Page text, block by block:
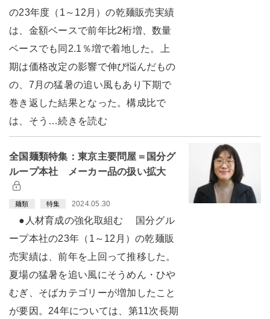
の23年度（1～12月）の乾麺販売実績
は、金額ベースで前年比2桁増、数量
ベースでも同2.1％増で着地した。上
期は価格改定の影響で伸び悩んだもの
の、7月の猛暑の追い風もあり下期で
巻き返した結果となった。構成比で
は、そう…続きを読む
全国麺類特集：東京主要問屋＝国分グ
ループ本社 メーカー品の扱い拡大
麺類 特集 2024.05.30
●人材育成の強化取組む 国分グル
ープ本社の23年（1～12月）の乾麺販
売実績は、前年を上回って推移した。
夏場の猛暑を追い風にそうめん・ひや
むぎ、そばカテゴリーが増加したこと
が要因。24年については、第11次長期